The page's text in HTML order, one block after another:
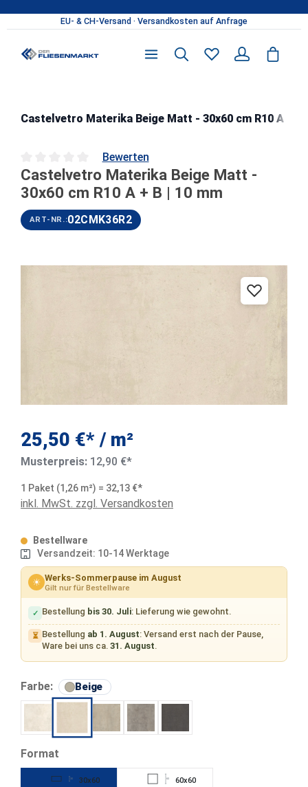
Zum Hauptinhalt springen
Castelvetro Materika Beige Matt - 30x60 cm R10 A + B
Durchschnittliche Bewertung von 0 von 5 Sternen
Bewerten
Castelvetro Materika Beige Matt -
30x60 cm R10 A + B | 10 mm
ART-NR.:02CMK36R2
Bildergalerie überspringen
25,50 €* / m²
Musterpreis: 12,90 €*
1 Paket (1,26 m²) = 32,13 €*
inkl. MwSt. zzgl. Versandkosten
Bestellware
Versandzeit: 10-14 Werktage
☀ Werks-Sommerpause im August
Gilt nur für Bestellware
✓ Bestellung bis 30. Juli: Lieferung wie gewohnt.
⏳ Bestellung ab 1. August: Versand erst nach der Pause,
Ware bei uns ca.31. August.
Farbe: Beige auswählen
Format
30 30x60 60x60